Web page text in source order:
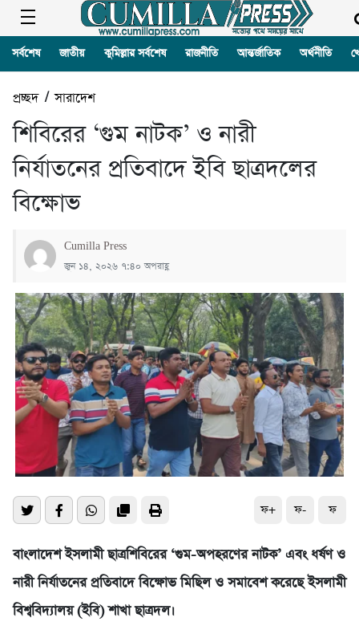
সর্বশেষ জাতীয় কুমিল্লার সর্বশেষ রাজনীতি আন্তর্জাতিক অর্থনীতি
প্রচ্ছদ/সারাদেশ
শিবিরের ‘গুম নাটক’ ও নারী
নির্যাতনের প্রতিবাদে ইবি ছাত্রদলের
বিক্ষোভ
Cumilla Press
জুন ১৪, ২০২৬ ৭:৪০ অপরাহ্ণ
ফ+ ফ- ফ
বাংলাদেশ ইসলামী ছাত্রশিবিরের ‘গুম-অপহরণের নাটক’ এবং ধর্ষণ ও
নারী নির্যাতনের প্রতিবাদে বিক্ষোভ মিছিল ও সমাবেশ করেছে ইসলামী
বিশ্ববিদ্যালয় (ইবি) শাখা ছাত্রদল।